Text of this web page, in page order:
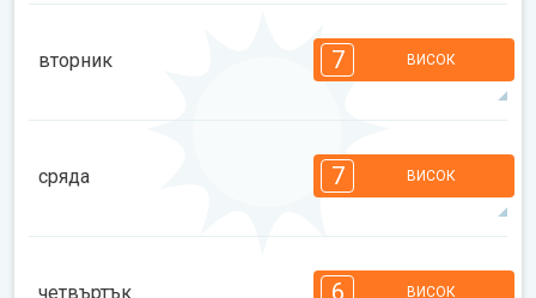
вторник 7 ВИСОК
08:00 14:00
3
14 ч 06:44 21:13 34°макс
сряда 7 ВИСОК
3
четвъртък 6 ВИСОК